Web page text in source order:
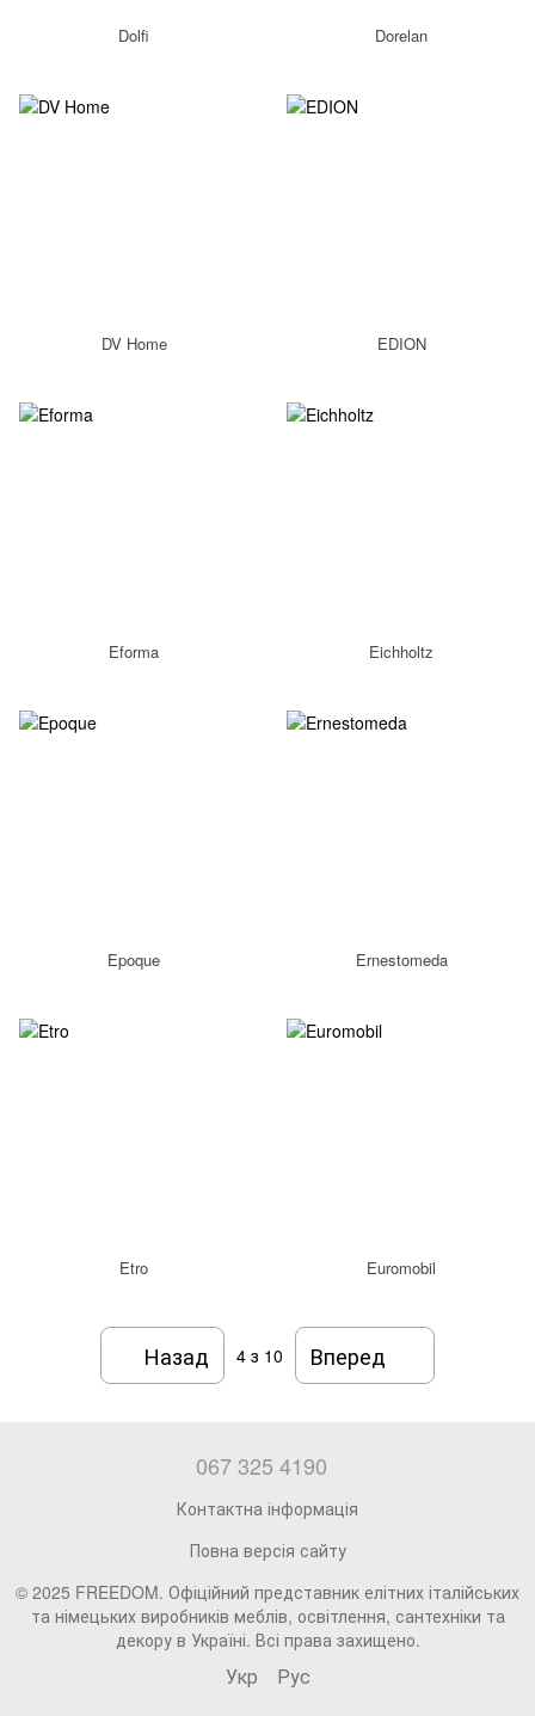
Dolfi Dorelan
DV Home EDION
Eforma Eichholtz
Epoque Ernestomeda
Etro Euromobil
Назад 4 з 10 Вперед
067 325 4190
Контактна інформація
Повна версія сайту
© 2025 FREEDOM. Офіційний представник елітних італійських
та німецьких виробників меблів, освітлення, сантехніки та
декору в Україні. Всі права захищено.
Укр Рус